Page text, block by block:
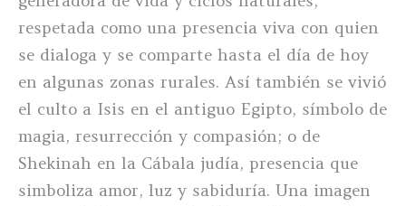
respetada como una presencia viva con quien
se dialoga y se comparte hasta el día de hoy
en algunas zonas rurales. Así también se vivió
el culto a Isis en el antiguo Egipto, símbolo de
magia, resurrección y compasión; o de
Shekinah en la Cábala judía, presencia que
simboliza amor, luz y sabiduría. Una imagen